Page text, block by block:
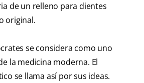
de un relleno para dientes
original.
se considera como uno
la medicina moderna. El
se llama así por sus ideas.